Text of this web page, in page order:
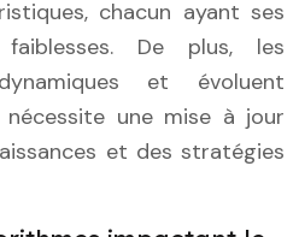
chacun ayant ses
De plus, les
et évoluent
une mise à jour
et des stratégies